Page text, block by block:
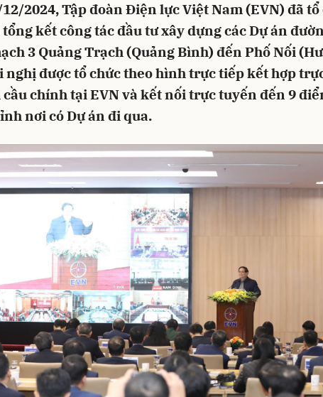
2024, Tập đoàn Điện lực Việt Nam (EVN) đã tổ
kết công tác đầu tư xây dựng các Dự án
3 Quảng Trạch (Quảng Bình) đến Phố Nối
nghị được tổ chức theo hình trực tiếp kết hợp
chính tại EVN và kết nối trực tuyến đến 9
nơi có Dự án đi qua.